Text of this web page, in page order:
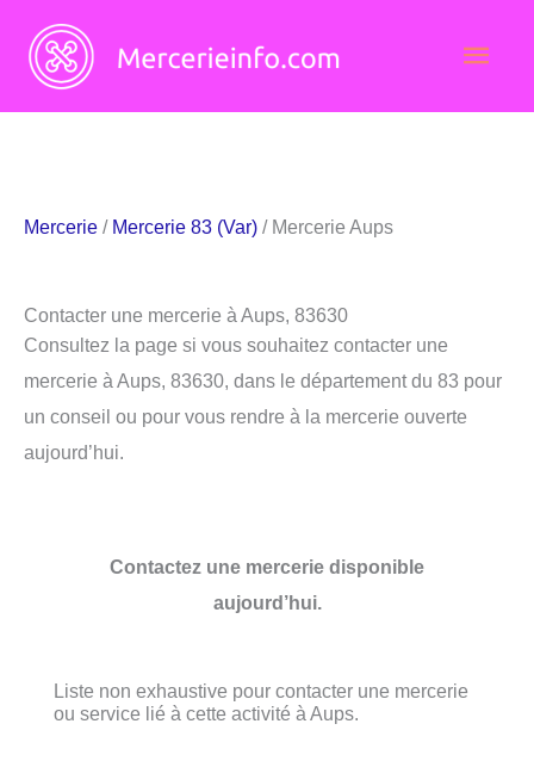
contenu
Mercerie / Mercerie 83 (Var) / Mercerie Aups
Contacter une mercerie à Aups, 83630
Consultez la page si vous souhaitez contacter une
mercerie à Aups, 83630, dans le département du 83 pour
un conseil ou pour vous rendre à la mercerie ouverte
aujourd’hui.
Contactez une mercerie disponible
aujourd’hui.
Liste non exhaustive pour contacter une mercerie
ou service lié à cette activité à Aups.